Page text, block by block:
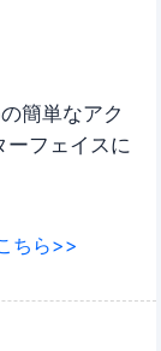
簡単なアク
ーフェイスに
ちら>>